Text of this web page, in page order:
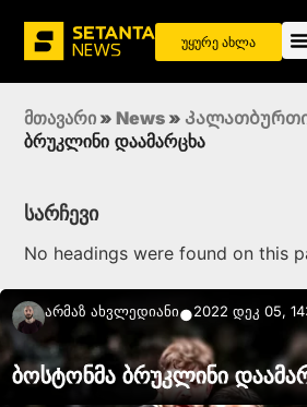
უყურე ახლა
მთავარი » News »
ბრუკლინი დაამარცხა
სარჩევი
No headings were found on this
Არმაზ Ახვლედიანი●2022 დეკ 05,
ბოსტონმა ბრუკლინი